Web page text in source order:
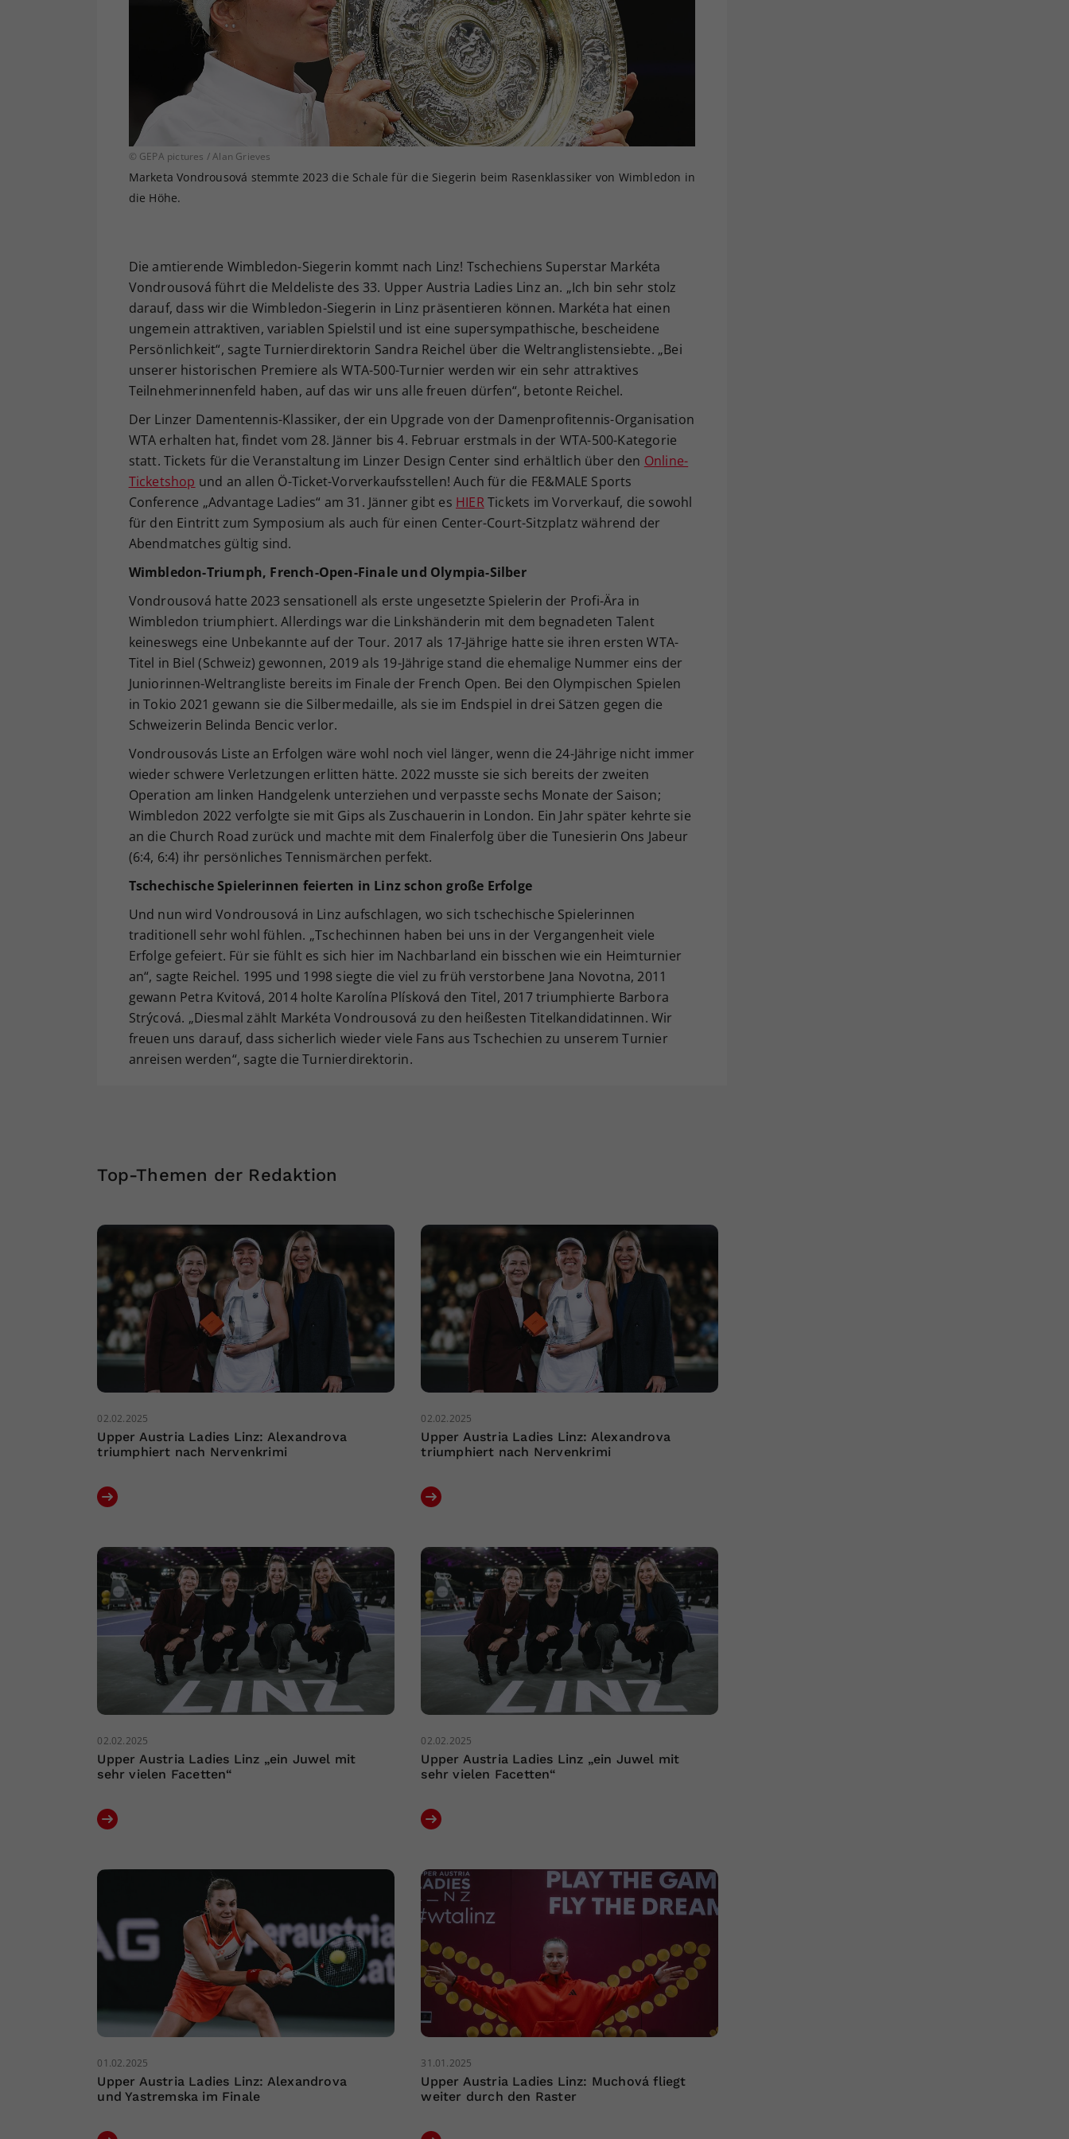
© GEPA pictures / Alan Grieves
Marketa Vondrousová stemmte 2023 die Schale für die Siegerin beim Rasenklassiker von Wimbledon in
die Höhe.
Die amtierende Wimbledon-Siegerin kommt nach Linz! Tschechiens Superstar Markéta
Vondrousová führt die Meldeliste des 33. Upper Austria Ladies Linz an. „Ich bin sehr stolz
darauf, dass wir die Wimbledon-Siegerin in Linz präsentieren können. Markéta hat einen
ungemein attraktiven, variablen Spielstil und ist eine supersympathische, bescheidene
Persönlichkeit“, sagte Turnierdirektorin Sandra Reichel über die Weltranglistensiebte. „Bei
unserer historischen Premiere als WTA-500-Turnier werden wir ein sehr attraktives
Teilnehmerinnenfeld haben, auf das wir uns alle freuen dürfen“, betonte Reichel.
Der Linzer Damentennis-Klassiker, der ein Upgrade von der Damenprofitennis-Organisation
WTA erhalten hat, findet vom 28. Jänner bis 4. Februar erstmals in der WTA-500-Kategorie
statt. Tickets für die Veranstaltung im Linzer Design Center sind erhältlich über den Online-
Ticketshop und an allen Ö-Ticket-Vorverkaufsstellen! Auch für die FE&MALE Sports
Conference „Advantage Ladies“ am 31. Jänner gibt es HIERTickets im Vorverkauf, die sowohl
für den Eintritt zum Symposium als auch für einen Center-Court-Sitzplatz während der
Abendmatches gültig sind.
Wimbledon-Triumph, French-Open-Finale und Olympia-Silber
Vondrousová hatte 2023 sensationell als erste ungesetzte Spielerin der Profi-Ära in
Wimbledon triumphiert. Allerdings war die Linkshänderin mit dem begnadeten Talent
keineswegs eine Unbekannte auf der Tour. 2017 als 17-Jährige hatte sie ihren ersten WTA-
Titel in Biel (Schweiz) gewonnen, 2019 als 19-Jährige stand die ehemalige Nummer eins der
Juniorinnen-Weltrangliste bereits im Finale der French Open. Bei den Olympischen Spielen
in Tokio 2021 gewann sie die Silbermedaille, als sie im Endspiel in drei Sätzen gegen die
Schweizerin Belinda Bencic verlor.
Vondrousovás Liste an Erfolgen wäre wohl noch viel länger, wenn die 24-Jährige nicht immer
wieder schwere Verletzungen erlitten hätte. 2022 musste sie sich bereits der zweiten
Operation am linken Handgelenk unterziehen und verpasste sechs Monate der Saison;
Wimbledon 2022 verfolgte sie mit Gips als Zuschauerin in London. Ein Jahr später kehrte sie
an die Church Road zurück und machte mit dem Finalerfolg über die Tunesierin Ons Jabeur
(6:4, 6:4) ihr persönliches Tennismärchen perfekt.
Tschechische Spielerinnen feierten in Linz schon große Erfolge
Und nun wird Vondrousová in Linz aufschlagen, wo sich tschechische Spielerinnen
traditionell sehr wohl fühlen. „Tschechinnen haben bei uns in der Vergangenheit viele
Erfolge gefeiert. Für sie fühlt es sich hier im Nachbarland ein bisschen wie ein Heimturnier
an“, sagte Reichel. 1995 und 1998 siegte die viel zu früh verstorbene Jana Novotna, 2011
gewann Petra Kvitová, 2014 holte Karolína Plísková den Titel, 2017 triumphierte Barbora
Strýcová. „Diesmal zählt Markéta Vondrousová zu den heißesten Titelkandidatinnen. Wir
freuen uns darauf, dass sicherlich wieder viele Fans aus Tschechien zu unserem Turnier
anreisen werden“, sagte die Turnierdirektorin.
Top-Themen der Redaktion
02.02.2025
Upper Austria Ladies Linz: Alexandrova
triumphiert nach Nervenkrimi
02.02.2025
Upper Austria Ladies Linz: Alexandrova
triumphiert nach Nervenkrimi
02.02.2025
Upper Austria Ladies Linz „ein Juwel mit
sehr vielen Facetten“
02.02.2025
Upper Austria Ladies Linz „ein Juwel mit
sehr vielen Facetten“
01.02.2025
Upper Austria Ladies Linz: Alexandrova
und Yastremska im Finale
31.01.2025
Upper Austria Ladies Linz: Muchová fliegt
weiter durch den Raster
Ihrer vorgenommen Einstellungen, falls der
Webseiten-Betreiber dies eingestellt hat.